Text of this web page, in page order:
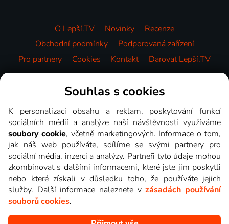
O Lepší.TV Novinky
Recenze
Obchodní podmínky
Podporovaná zařízení
Pro partnery
Cookies Kontakt Darovat Lepší.TV
Videotéka
Souhlas s cookies
K personalizaci obsahu a reklam, poskytování funkcí
sociálních médií a analýze naší návštěvnosti využíváme
soubory cookie, včetně marketingových. Informace o tom,
jak náš web používáte, sdílíme se svými partnery pro
sociální média, inzerci a analýzy. Partneři tyto údaje mohou
zkombinovat s dalšími informacemi, které jste jim poskytli
nebo které získali v důsledku toho, že používáte jejich
služby. Další informace naleznete vzásadách používání
souborů cookies.